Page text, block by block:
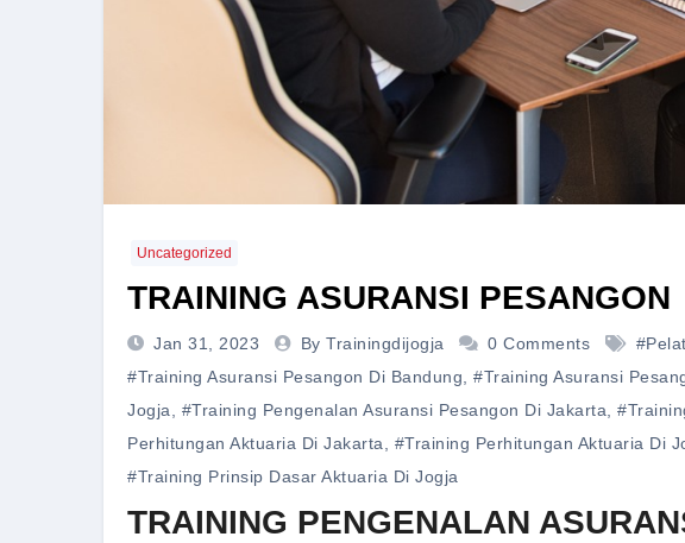
Uncategorized
TRAINING ASURANSI PESANGON
Jan 31, 2023 By Trainingdijogja 0 Comments
#training Asuransi Pesangon Di Bandung
#training Asuransi
Jogja
#training Pengenalan Asuransi Pesangon Di Jakarta
Perhitungan Aktuaria Di Jakarta
#training Perhitungan Aktuaria Di
#training Prinsip Dasar Aktuaria Di Jogja
TRAINING PENGENALAN